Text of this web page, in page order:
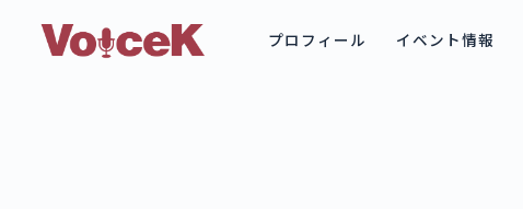
プロフィール イベント情報